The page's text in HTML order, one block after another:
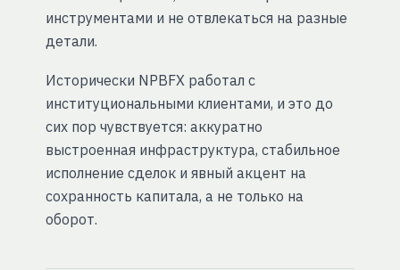
инструментами и не отвлекаться на разные
детали.
Исторически NPBFX работал с
институциональными клиентами, и это до
сих пор чувствуется: аккуратно
выстроенная инфраструктура, стабильное
исполнение сделок и явный акцент на
сохранность капитала, а не только на
оборот.